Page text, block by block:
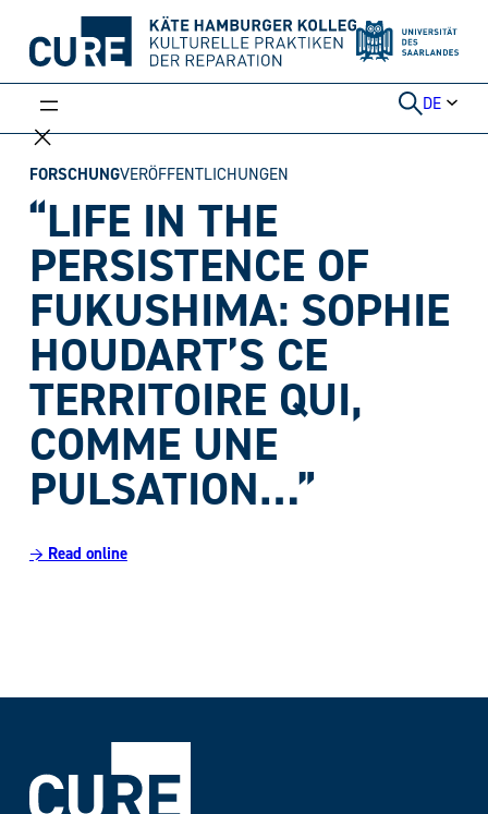
Inhalt
DE
FORSCHUNGVERÖFFENTLICHUNGEN
“LIFE IN THE
PERSISTENCE OF
FUKUSHIMA: SOPHIE
HOUDART’S CE
TERRITOIRE QUI,
COMME UNE
PULSATION…”
→ Read online